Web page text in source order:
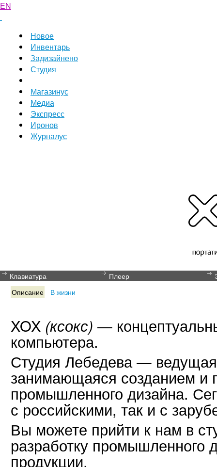
EN
Новое
Инвентарь
Задизайнено
Студия
Магазинус
Медиа
Экспресс
Иронов
Журналус
Клавиатура Плеер
Описание В жизни
XOX (ксокс) —
компьютера.
Студия Лебедева —
занимающаяся созданием и
промышленного дизайна.
с российскими, так и с
Вы можете прийти к нам в
разработку промышленного
продукции.